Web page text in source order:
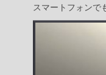
スマートフォンで